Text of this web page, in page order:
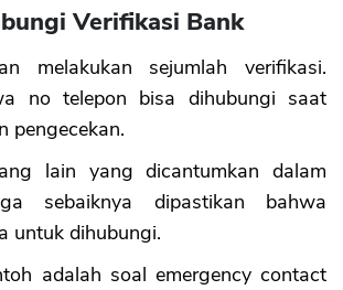
Verifikasi Bank
melakukan sejumlah verifikasi.
no telepon bisa dihubungi saat
pengecekan.
lain yang dicantumkan dalam
sebaiknya dipastikan bahwa
untuk dihubungi.
adalah soal emergency contact